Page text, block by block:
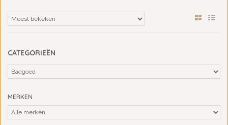
CATEGORIEËN
MERKEN